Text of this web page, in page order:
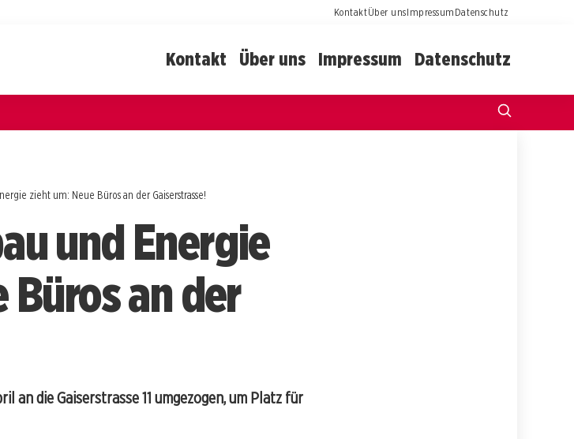
KontaktÜber unsImpressumDatenschutz
Kontakt Über uns Impressum Datenschutz
zieht um: Neue Büros an der Gaiserstrasse!
und Energie
Büros an der
an die Gaiserstrasse 11 umgezogen, um Platz für